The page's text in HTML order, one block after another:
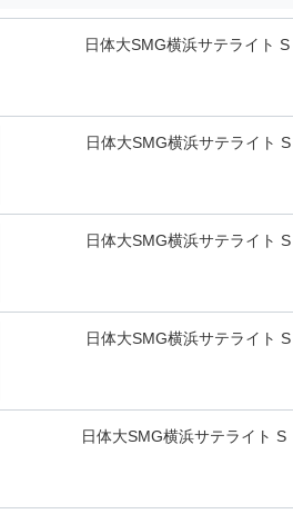
日体大SMG横浜サテライト S
日体大SMG横浜サテライト S
日体大SMG横浜サテライト S
日体大SMG横浜サテライト S
日体大SMG横浜サテライト S